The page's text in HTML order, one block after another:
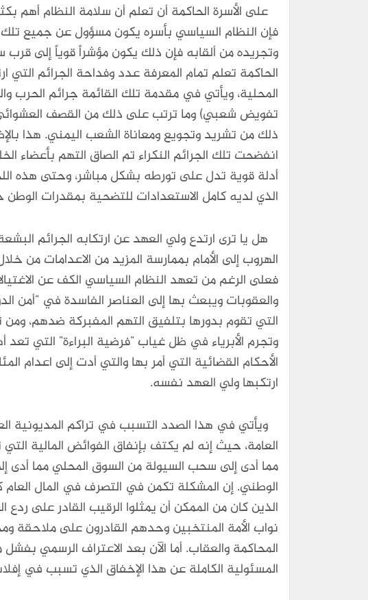
على الأسرة الحاكمة أن تعلم أن سلامة النظام أهم
فإن النظام السياسي بأسره يكون مسؤول عن جميع تلك
وتجريده من ألقابه فإن ذلك يكون مؤشراً قوياً إلى
الحاكمة تعلم تمام المعرفة عدد وفداحة الجرائم التي
المحلية، ويأتي في مقدمة تلك القائمة جرائم
تفويض شعبي) وما ترتب على ذلك من القصف العشوائي
ذلك من تشريد وتجويع ومعاناة الشعب اليمني. هذا
انفضحت تلك الجرائم النكراء تم الصاق التهم
أدلة قوية تدل على تورطه بشكل مباشر، وحتى هذه
الذي لديه كامل الاستعدادات للتضحية بمقدرات
هل يا ترى ارتدع ولي العهد عن ارتكابه الجرائم
الهروب إلى الأمام بممارسة المزيد من الاعدامات من
فعلى الرغم من تعهد النظام السياسي الكف عن
والعقوبات ويبعث بها إلى العناصر الفاسدة في "أمن
التي تقوم بدورها بتلفيق التهم المفبركة ضدهم،
وتجرم الأبرياء في ظل غياب "فرضية البراءة" التي تعد
الأحكام القضائية التي أمر بها والتي أدت إلى اعدام
ارتكبها ولي العهد نفسه.
ويأتي في هذا الصدد التسبب في تراكم المديونية
العامة، حيث إنه لم يكتف بإنفاق الفوائض المالية
مما أدى إلى سحب السيولة من السوق المحلي مما أدى
الوطني. إن المشكلة تكمن في التصرف في المال
الذين كان من الممكن أن يمثلوا الرقيب القادر على
نواب الأمة المنتخبين وحدهم القادرون على ملاحقة
المحاكمة والعقاب. أما الآن بعد الاعتراف الرسمي
المسئولية الكاملة عن هذا الإخفاق الذي تسبب في